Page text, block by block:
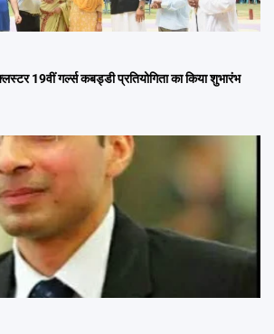
19वीं गर्ल्स कबड्डी प्रतियोगिता का किया शुभारंभ